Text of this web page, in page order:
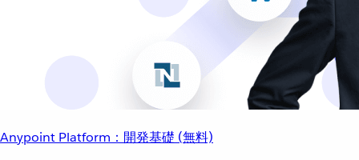
Anypoint Platform：開発基礎 (無料)